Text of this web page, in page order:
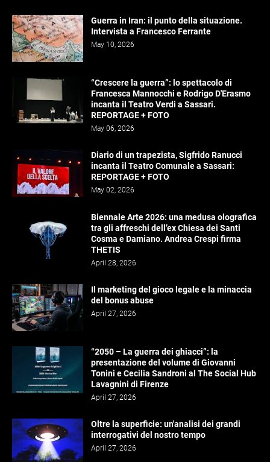
Guerra in Iran: il punto della situazione.
Intervista a Francesco Ferrante
May 10, 2026
“Crescere la guerra”: lo spettacolo di
Francesca Mannocchi e Rodrigo D'Erasmo
incanta il Teatro Verdi a Sassari.
REPORTAGE + FOTO
May 06, 2026
Diario di un trapezista, Sigfrido Ranucci
incanta il Teatro Comunale a Sassari:
REPORTAGE + FOTO
May 02, 2026
Biennale Arte 2026: una medusa olografica
tra gli affreschi dell’ex Chiesa dei Santi
Cosma e Damiano. Andrea Crespi firma
THETIS
April 28, 2026
Il marketing del gioco legale e la minaccia
del bonus abuse
April 27, 2026
“2050 – La guerra dei ghiacci”: la
presentazione del volume di Giovanni
Tonini e Cecilia Sandroni al The Social Hub
Lavagnini di Firenze
April 27, 2026
Oltre la superficie: un'analisi dei grandi
interrogativi del nostro tempo
April 27, 2026